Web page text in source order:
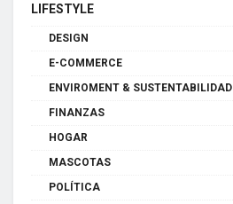
LIFESTYLE
DESIGN
E-COMMERCE
ENVIROMENT & SUSTENTABILIDAD
FINANZAS
HOGAR
MASCOTAS
POLÍTICA